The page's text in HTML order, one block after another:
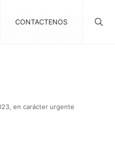
CONTACTENOS
en carácter urgente